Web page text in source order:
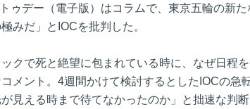
ゥデー（電子版）はコラムで、東京五輪の新た
みだ」とIOCを批判した。
ックで死と絶望に包まれている時に、なぜ日程
メント。4週間かけて検討するとしたIOCの急
見える時まで待てなかったのか」と拙速な判断